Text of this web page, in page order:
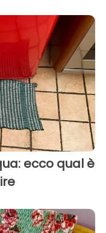
ecco qual è